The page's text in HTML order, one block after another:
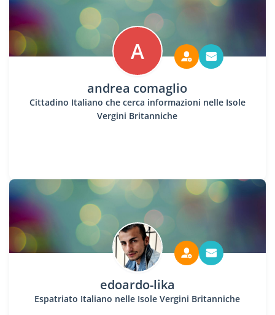
A
andrea comaglio
Cittadino Italiano che cerca informazioni nelle Isole
Vergini Britanniche
edoardo-lika
Espatriato Italiano nelle Isole Vergini Britanniche